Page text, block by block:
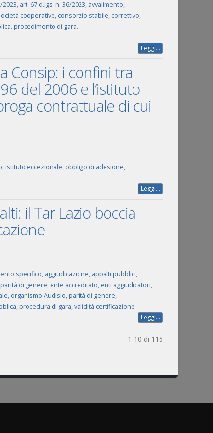
2023, art. 67 d.lgs. n. 36/2023, avvalimento,
cooperative, consorzio stabile, correttivo,
,procedimento di gara,
Leggi...
Consip: i confini tra
del 2006 e l’istituto
contrattuale di cui
,istituto eccezionale, obbligo di adesione,
Leggi...
il Tar Lazio boccia
specifico, aggiudicazione, appalti pubblici,
di genere, ente accreditato, enti aggiudicatori,
, organismo Audisio,parità di genere,
,procedura di gara,validità certificazione
Leggi...
1-10 di 116